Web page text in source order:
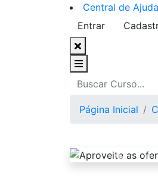
Central de Ajuda
Entrar
Página Inicial